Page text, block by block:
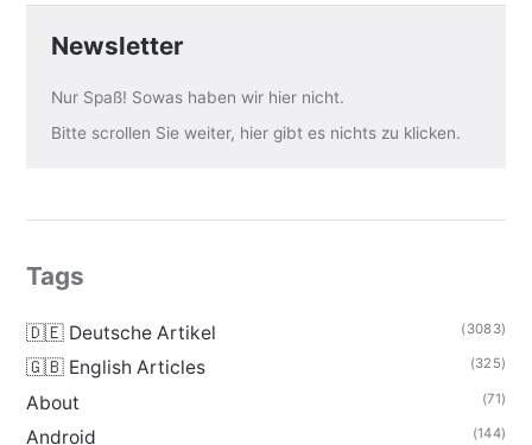
Newsletter
Nur Spaß! Sowas haben wir hier nicht.
Bitte scrollen Sie weiter, hier gibt es nichts zu klicken.
Tags
🇩🇪 Deutsche Artikel (3083)
🇬🇧 English Articles (325)
About (71)
Android (144)